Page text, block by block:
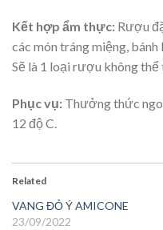
Kết hợp ẩm thực: Rượu
các món tráng miệng,
Sẽ là 1 loại rượu không thể
Phục vụ: Thưởng thức
12 độ C.
Related
VANG ĐỎ Ý AMICONE
23/09/2022